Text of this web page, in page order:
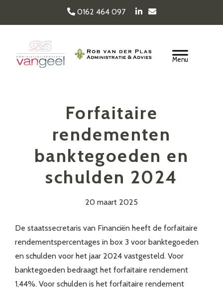
hoofd
inhoud
0162 464 097
Van Geel & van der
Header
Forfaitaire
rendementen
banktegoeden en
schulden 2024
20 maart 2025
De staatssecretaris van Financiën heeft de forfaitaire
rendementspercentages in box 3 voor banktegoeden
en schulden voor het jaar 2024 vastgesteld. Voor
banktegoeden bedraagt het forfaitaire rendement
1,44%. Voor schulden is het forfaitaire rendement